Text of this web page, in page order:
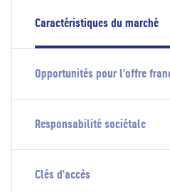
Caractéristiques du marché
Opportunités pour l'offre
Responsabilité sociétale
Clés d'accès